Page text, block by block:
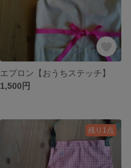
エプロン【おうちステッチ】
1,500円
残り1点